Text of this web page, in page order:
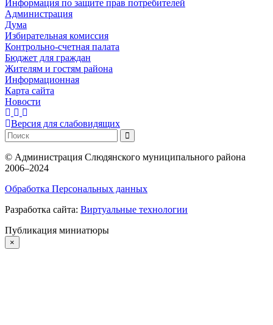
Информация по защите прав потребителей
Администрация
Дума
Избирательная комиссия
Контрольно-счетная палата
Бюджет для граждан
Жителям и гостям района
Информационная
Карта сайта
Новости
Версия для слабовидящих
© Администрация Слюдянского муниципального района
2006–2024
Обработка Персональных данных
Разработка сайта: Виртуальные технологии
Публикация миниатюры
×